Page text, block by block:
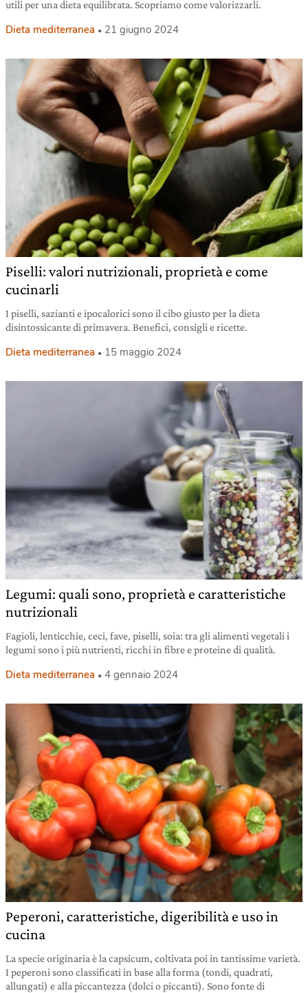
utili per una dieta equilibrata. Scopriamo come valorizzarli.
Dieta mediterranea 21 giugno 2024
Piselli: valori nutrizionali, proprietà e come
cucinarli
I piselli, sazianti e ipocalorici sono il cibo giusto per la dieta
disintossicante di primavera. Benefici, consigli e ricette.
Dieta mediterranea 15 maggio 2024
Legumi: quali sono, proprietà e caratteristiche
nutrizionali
Fagioli, lenticchie, ceci, fave, piselli, soia: tra gli alimenti vegetali i
legumi sono i più nutrienti, ricchi in fibre e proteine di qualità.
Dieta mediterranea 4 gennaio 2024
Peperoni, caratteristiche, digeribilità e uso in
cucina
La specie originaria è la capsicum, coltivata poi in tantissime varietà.
I peperoni sono classificati in base alla forma (tondi, quadrati,
allungati) e alla piccantezza (dolci o piccanti). Sono fonte di